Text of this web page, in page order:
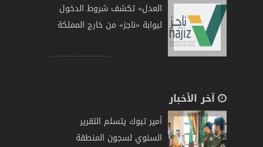
العدل» تكشف شروط الدخول
لبوابة «ناجز» من خارج المملكة
آخر الأخبار
أمير تبوك يتسلم التقرير
السنوي لسجون المنطقة